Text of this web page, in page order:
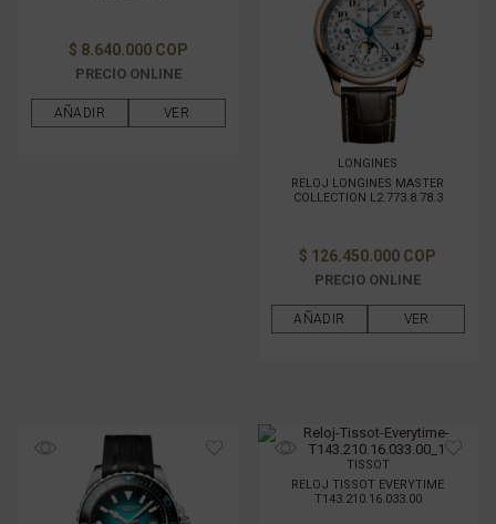
$ 8.640.000 COP
PRECIO ONLINE
AÑADIR VER
LONGINES
RELOJ LONGINES MASTER
COLLECTION L2.773.8.78.3
$ 126.450.000 COP
PRECIO ONLINE
AÑADIR VER
TISSOT
RELOJ TISSOT EVERYTIME
T143.210.16.033.00